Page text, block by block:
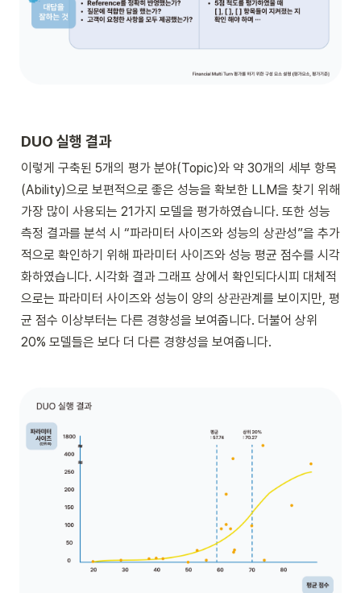
DUO 실행 결과
이렇게 구축된 5개의 평가 분야(Topic)와 약 30개의 세부 항목
(Ability)으로 보편적으로 좋은 성능을 확보한 LLM을 찾기 위해
가장 많이 사용되는 21가지 모델을 평가하였습니다. 또한 성능
측정 결과를 분석 시 “파라미터 사이즈와 성능의 상관성”을 추가
적으로 확인하기 위해 파라미터 사이즈와 성능 평균 점수를 시각
화하였습니다. 시각화 결과 그래프 상에서 확인되다시피 대체적
으로는 파라미터 사이즈와 성능이 양의 상관관계를 보이지만, 평
균 점수 이상부터는 다른 경향성을 보여줍니다. 더불어 상위
20% 모델들은 보다 더 다른 경향성을 보여줍니다.